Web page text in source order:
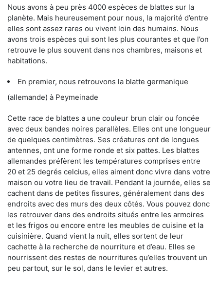
Nous avons à peu près 4000 espèces de blattes sur la
planète. Mais heureusement pour nous, la majorité d’entre
elles sont assez rares ou vivent loin des humains. Nous
avons trois espèces qui sont les plus courantes et que l’on
retrouve le plus souvent dans nos chambres, maisons et
habitations.
En premier, nous retrouvons la blatte germanique
(allemande) à Peymeinade
Cette race de blattes a une couleur brun clair ou foncée
avec deux bandes noires parallèles. Elles ont une longueur
de quelques centimètres. Ses créatures ont de longues
antennes, ont une forme ronde et six pattes. Les blattes
allemandes préfèrent les températures comprises entre
20 et 25 degrés celcius, elles aiment donc vivre dans votre
maison ou votre lieu de travail. Pendant la journée, elles se
cachent dans de petites fissures, généralement dans des
endroits avec des murs des deux côtés. Vous pouvez donc
les retrouver dans des endroits situés entre les armoires
et les frigos ou encore entre les meubles de cuisine et la
cuisinière. Quand vient la nuit, elles sortent de leur
cachette à la recherche de nourriture et d’eau. Elles se
nourrissent des restes de nourritures qu’elles trouvent un
peu partout, sur le sol, dans le levier et autres.